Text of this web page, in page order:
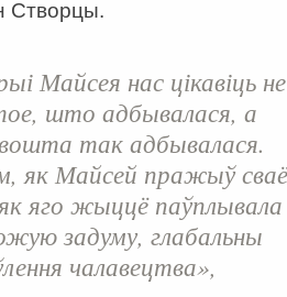
Створцы.
Майсея нас цікавіць не
што адбывалася, а
так адбывалася.
як Майсей пражыў сваё
яго жыццё паўплывала
задуму, глабальны
чалавецтва»,